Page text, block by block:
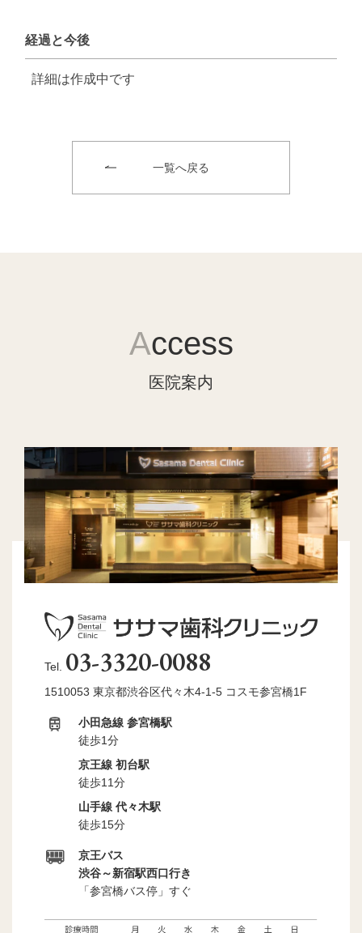
経過と今後
詳細は作成中です
一覧へ戻る
Access
医院案内
Tel. 03-3320-0088
1510053 東京都渋谷区代々木4-1-5 コスモ参宮橋1F
小田急線 参宮橋駅
徒歩1分
京王線 初台駅
徒歩11分
山手線 代々木駅
徒歩15分
京王バス
渋谷～新宿駅西口行き
「参宮橋バス停」すぐ